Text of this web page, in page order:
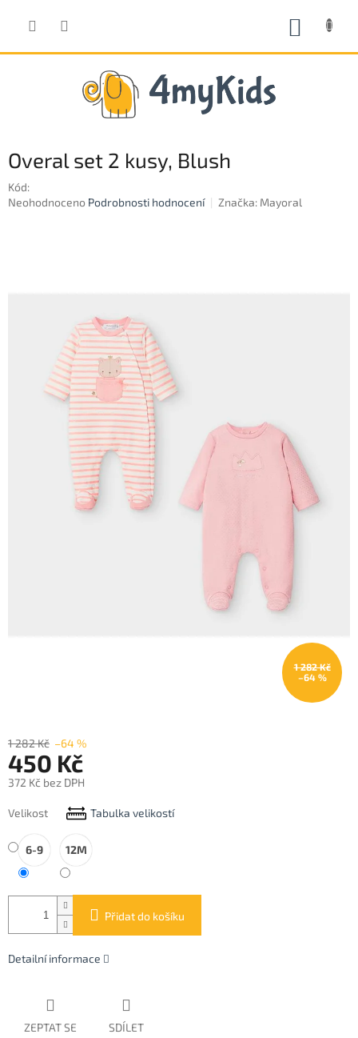
Overal set 2 kusy, Blush
Kód:
Průměrné
Neohodnoceno Podrobnosti hodnocení Značka: Mayoral
1 282 Kč
–64 %
1 282 Kč –64 %
450 Kč
372 Kč bez DPH
cena:
Velikost Tabulka velikostí
6-9 12M
Přidat do košíku
Detailní informace
ZEPTAT SE SDÍLET